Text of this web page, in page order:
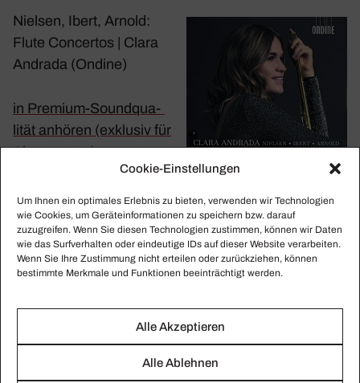
Cookie-Einstellungen
Um Ihnen ein optimales Erlebnis zu bieten, verwenden wir Technologien
wie Cookies, um Geräteinformationen zu speichern bzw. darauf
zuzugreifen. Wenn Sie diesen Technologien zustimmen, können wir Daten
wie das Surfverhalten oder eindeutige IDs auf dieser Website verarbeiten.
Wenn Sie Ihre Zustimmung nicht erteilen oder zurückziehen, können
bestimmte Merkmale und Funktionen beeinträchtigt werden.
Alle Akzeptieren
Alle Ablehnen
Nielsen, Ibert, Arnold:
Flute Concertos | Clara
Andrada (Ondine)
in Premium-Sound­qua­
lität anhören (exklusiv für
Abon­nenten)
Hier bestellen
Rezen­sionhier
www.clara-andrada.com